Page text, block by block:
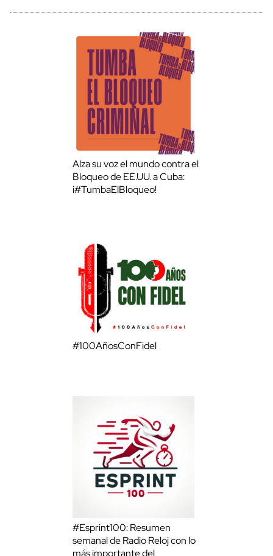
Alza su voz el mundo contra el
Bloqueo de EE.UU. a Cuba:
¡#TumbaElBloqueo!
#100AñosConFidel
#Esprint100: Resumen
semanal de Radio Reloj con lo
más importante del